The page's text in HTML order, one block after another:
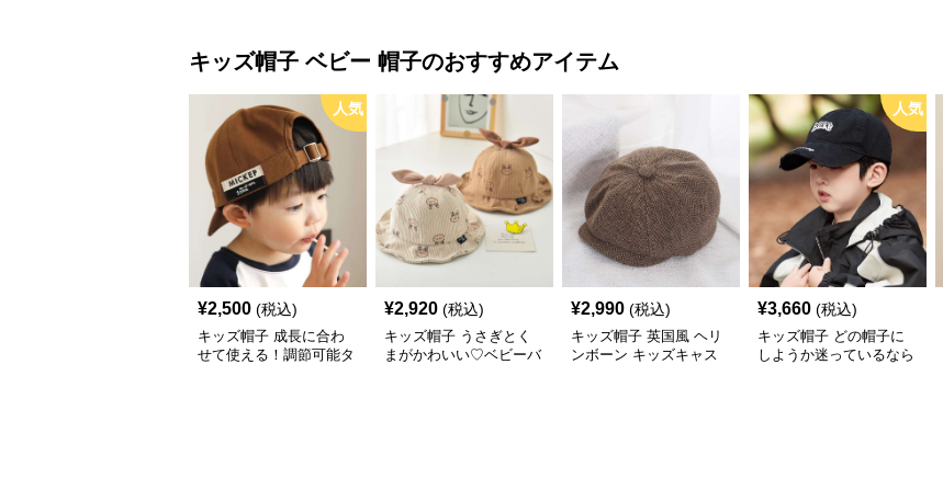
キッズ帽子 ベビー 帽子のおすすめアイテム
人気
¥2,500 (税込)
キッズ帽子 成長に合わ
せて使える！調節可能タ
¥2,920 (税込)
キッズ帽子 うさぎとく
まがかわいい♡ベビーバ
¥2,990 (税込)
キッズ帽子 英国風 ヘリ
ンボーン キッズキャス
人気
¥3,660 (税込)
キッズ帽子 どの帽子に
しようか迷っているなら